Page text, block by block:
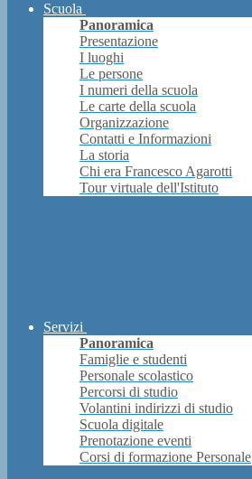
Scuola
Panoramica
Presentazione
I luoghi
Le persone
I numeri della scuola
Le carte della scuola
Organizzazione
Contatti e Informazioni
La storia
Chi era Francesco Agarotti
Tour virtuale dell'Istituto
Servizi
Panoramica
Famiglie e studenti
Personale scolastico
Percorsi di studio
Volantini indirizzi di studio
Scuola digitale
Prenotazione eventi
Corsi di formazione Personale